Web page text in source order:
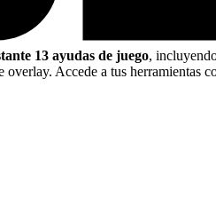
13 ayudas de juego,
overlay. Accede a tus herramientas